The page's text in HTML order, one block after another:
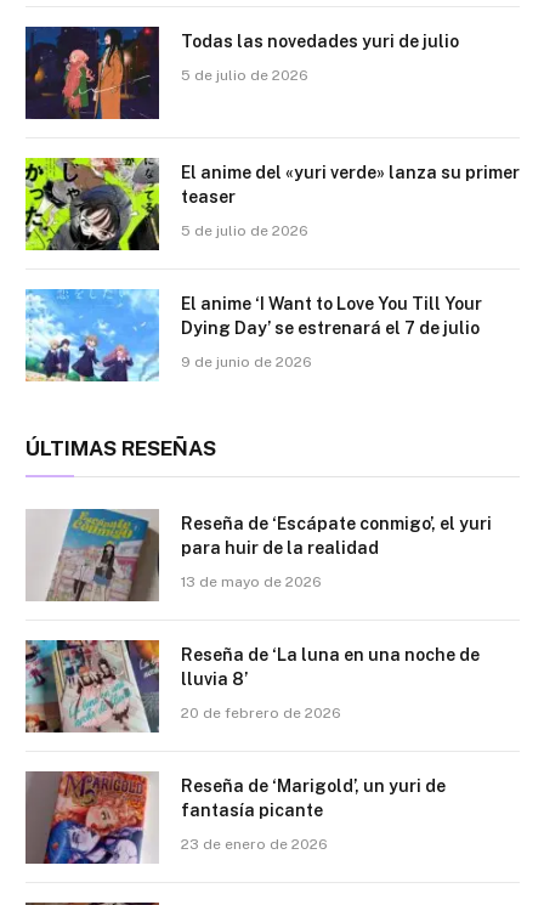
Todas las novedades yuri de julio
5 de julio de 2026
El anime del «yuri verde» lanza su primer
teaser
5 de julio de 2026
El anime ‘I Want to Love You Till Your
Dying Day’ se estrenará el 7 de julio
9 de junio de 2026
ÚLTIMAS RESEÑAS
Reseña de ‘Escápate conmigo’, el yuri
para huir de la realidad
13 de mayo de 2026
Reseña de ‘La luna en una noche de
lluvia 8’
20 de febrero de 2026
Reseña de ‘Marigold’, un yuri de
fantasía picante
23 de enero de 2026